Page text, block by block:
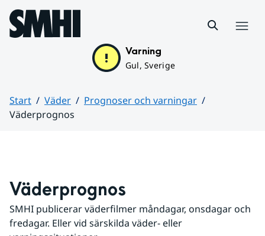
Hoppa till sidans innehåll
Varning
Gul, Sverige
Start Väder
Prognoser och varningar
Väderprognos
Väderprognos
SMHI publicerar väderfilmer måndagar, onsdagar och
fredagar. Eller vid särskilda väder- eller